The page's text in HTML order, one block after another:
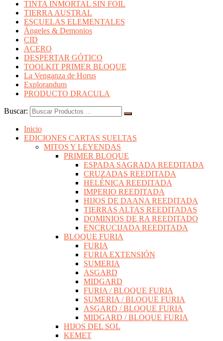
TINTA INMORTAL SIN FOIL
TIERRA AUSTRAL
ESCUELAS ELEMENTALES
Ángeles & Demonios
CID
ACERO
DESPERTAR GÓTICO
TOOLKIT PRIMER BLOQUE
La Venganza de Horus
Explorandum
PRODUCTO DRACULA
Buscar:
Inicio
EDICIONES CARTAS SUELTAS
MITOS Y LEYENDAS
PRIMER BLOQUE
ESPADA SAGRADA REEDITADA
CRUZADAS REEDITADA
HELÉNICA REEDITADA
IMPERIO REEDITADA
HIJOS DE DAANA REEDITADA
TIERRAS ALTAS REEDITADAS
DOMINIOS DE RA REEDITADO
ENCRUCIJADA REEDITADA
BLOQUE FURIA
FURIA
FURIA EXTENSIÓN
SUMERIA
ASGARD
MIDGARD
FURIA / BLOQUE FURIA
SUMERIA / BLOQUE FURIA
ASGARD / BLOQUE FURIA
MIDGARD / BLOQUE FURIA
HIJOS DEL SOL
KEMET